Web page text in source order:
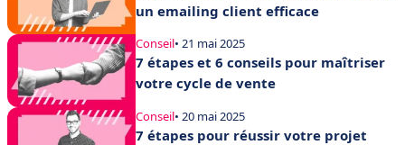
un emailing client efficace
Conseil• 21 mai 2025
7 étapes et 6 conseils pour maîtriser
votre cycle de vente
Conseil• 20 mai 2025
7 étapes pour réussir votre projet